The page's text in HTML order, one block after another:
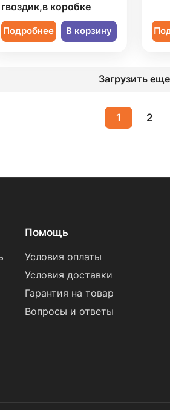
гвоздик,в коробке
Подробнее В корзину
Загрузить еще
1 2
Помощь
Условия оплаты
Условия доставки
Гарантия на товар
Вопросы и ответы